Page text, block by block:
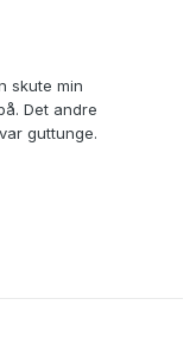
skute min
Det andre
guttunge.